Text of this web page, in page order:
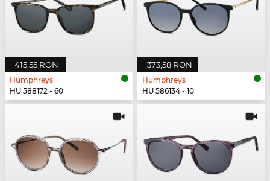
415,55 RON
Humphreys
HU 588172 - 60
373,58 RON
Humphreys
HU 586134 - 10